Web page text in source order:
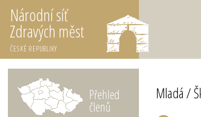
Národní síť
Zdravých měst
ČESKÉ REPUBLIKY
Přehled
členů
Mladá /